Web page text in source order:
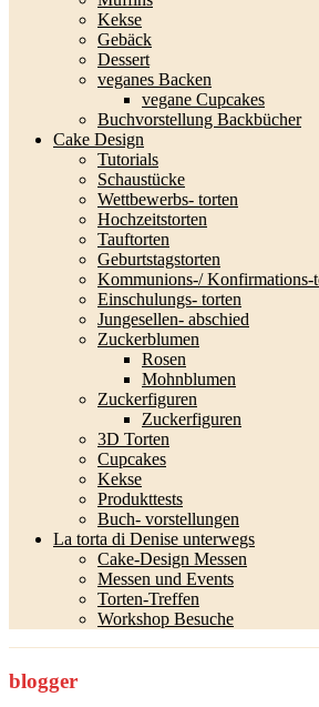
Kekse
Gebäck
Dessert
veganes Backen
vegane Cupcakes
Buchvorstellung Backbücher
Cake Design
Tutorials
Schaustücke
Wettbewerbs- torten
Hochzeitstorten
Tauftorten
Geburtstagstorten
Kommunions-/ Konfirmations-
Einschulungs- torten
Jungesellen- abschied
Zuckerblumen
Rosen
Mohnblumen
Zuckerfiguren
Zuckerfiguren
3D Torten
Cupcakes
Kekse
Produkttests
Buch- vorstellungen
La torta di Denise unterwegs
Cake-Design Messen
Messen und Events
Torten-Treffen
Workshop Besuche
blogger